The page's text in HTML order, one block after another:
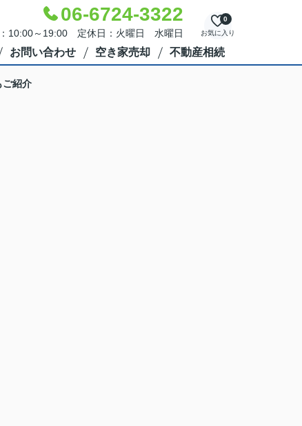
06-6724-3322
10:00～19:00 定休日：火曜日 水曜日 お気に入り
0
お問い合わせ 空き家売却 不動産相続
ご紹介